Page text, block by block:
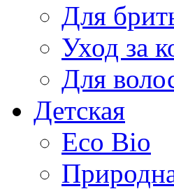
Для
Уход за
Для
Детская
Eco Bio